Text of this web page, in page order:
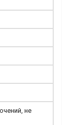
не